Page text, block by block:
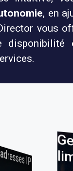
, en
vous
es quotas et lim
ites